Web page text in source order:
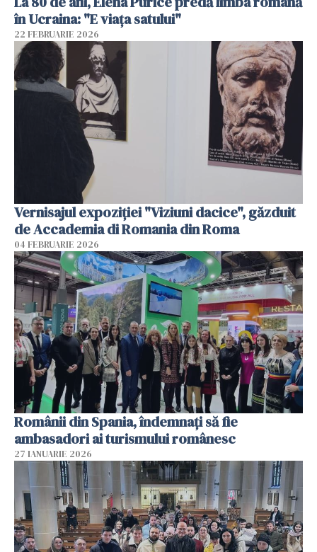
în Ucraina: "E viața satului"
22 FEBRUARIE 2026
Vernisajul expoziției "Viziuni dacice", găzduit
de Accademia di Romania din Roma
04 FEBRUARIE 2026
Românii din Spania, îndemnați să fie
ambasadori ai turismului românesc
27 IANUARIE 2026